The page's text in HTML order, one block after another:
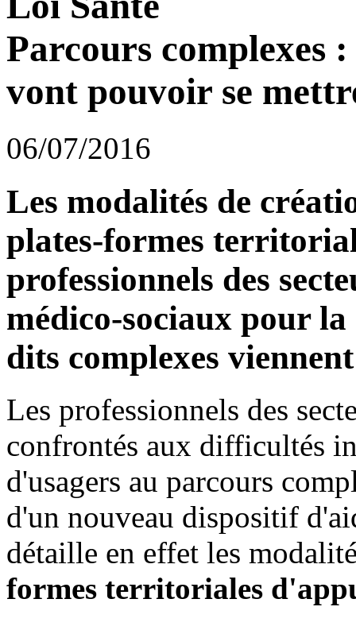
Parcours complexes
vont pouvoir se
06/07/2016
Les modalités de
plates-formes
professionnels des
médico-sociaux pour
dits complexes
Les professionnels des
confrontés aux difficultés
d'usagers au parcours
d'un nouveau dispositif
détaille en effet les
formes territoriales